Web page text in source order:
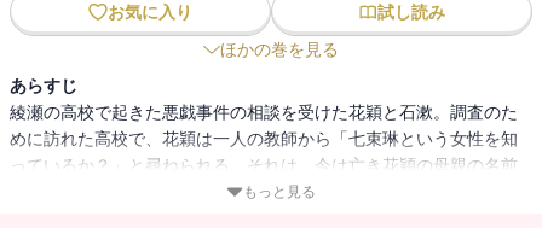
お気に入り
試し読み
ほかの巻を見る
あらすじ
綾瀬の高校で起きた悪戯事件の相談を受けた花穎と石漱。調査のた
めに訪れた高校で、花穎は一人の教師から「七束琳という女性を知
っているか？」と尋ねられる。それは、今は亡き花穎の母親の名前
もっと見る